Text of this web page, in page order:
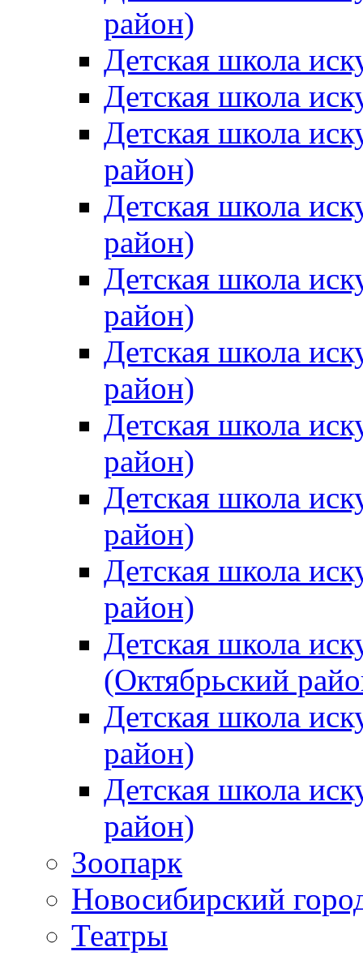
район)
Детская школа
Детская школа
Детская школа
район)
Детская школа
район)
Детская школа
район)
Детская школа
район)
Детская школа
район)
Детская школа
район)
Детская школа
район)
Детская школа
(Октябрьский
Детская школа
район)
Детская школа
район)
Зоопарк
Новосибирский
Театры